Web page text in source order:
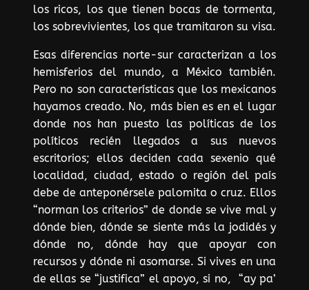
los ricos, los que tienen bocas de tormenta,
los sobrevivientes, los que tramitaron su visa.
Esas diferencias norte-sur caracterizan a los
hemisferios del mundo, a México también.
Pero no son características que los mexicanos
hayamos creado. No, más bien es en el lugar
donde nos han puesto las políticas de los
políticos recién llegados a sus nuevos
escritorios; ellos deciden cada sexenio qué
localidad, ciudad, estado o región del país
debe de anteponérsele palomita o cruz. Ellos
“norman los criterios” de donde se vive mal y
dónde bien, dónde se siente más la jodidés y
dónde no, dónde hay que apoyar con
recursos y dónde ni asomarse. Si vives en una
de ellas se “justifica” el apoyo, si no, “ay pa’